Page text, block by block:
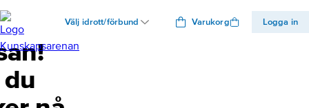
Välj idrott/förbund Varukorg Logga in